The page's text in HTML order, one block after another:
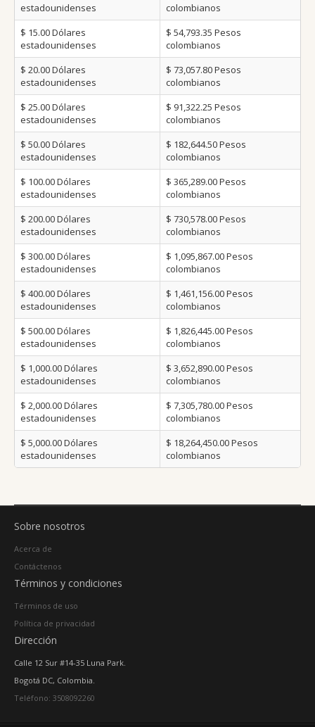
estadounidenses
colombianos
$ 15.00Dólares
estadounidenses
$ 54,793.35 Pesos
colombianos
$ 20.00Dólares
estadounidenses
$ 73,057.80Pesos
colombianos
$ 25.00Dólares
estadounidenses
$ 91,322.25 Pesos
colombianos
$ 50.00Dólares
estadounidenses
$ 182,644.50Pesos
colombianos
$ 100.00Dólares
estadounidenses
$ 365,289.00Pesos
colombianos
$ 200.00Dólares
estadounidenses
$ 730,578.00Pesos
colombianos
$ 300.00Dólares
estadounidenses
$ 1,095,867.00Pesos
colombianos
$ 400.00Dólares
estadounidenses
$ 1,461,156.00Pesos
colombianos
$ 500.00Dólares
estadounidenses
$ 1,826,445.00Pesos
colombianos
$ 1,000.00Dólares
estadounidenses
$ 3,652,890.00Pesos
colombianos
$ 2,000.00Dólares
estadounidenses
$ 7,305,780.00Pesos
colombianos
$ 5,000.00Dólares
estadounidenses
$ 18,264,450.00Pesos
colombianos
Sobre nosotros
Acerca de
Contáctenos
Términos y condiciones
Términos de uso
Política de privacidad
Dirección
Calle 12 Sur #14-35 Luna Park.
Bogotá DC, Colombia.
Teléfono: 3508092260